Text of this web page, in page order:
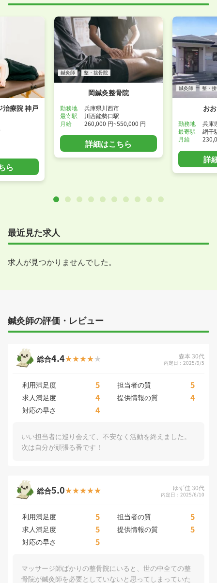
治療院 神戸
ら
鍼灸師 整・接骨院
岡鍼灸整骨院
勤務地
兵庫県川西市
最寄駅
川西能勢口駅
月給
260,000 円~550,000 円
詳細はこちら
鍼灸師 整・
お
勤務地
兵庫
最寄駅
網干
月給
詳
最近見た求人
求人が見つかりませんでした。
鍼灸師の評価・レビュー
総合4.4 森本 30代
内定日：2025/9/5
利用満足度 5 担当者の質 5
求人満足度 4 提供情報の質 4
対応の早さ 4
いい担当者に巡り会えて、不安なく活動を終えました。
次は自分が頑張る番です！
総合5.0 ゆず佳 30代
内定日：2025/6/10
利用満足度 5 担当者の質 5
求人満足度 5 提供情報の質 5
対応の早さ 5
マッサージ師ばかりの整骨院にいると、世の中全ての整
骨院が鍼灸師を必要としていないと思ってしまっていた